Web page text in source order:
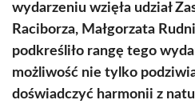
wydarzeniu wzięła udział
Raciborza, Małgorzata
podkreśliło rangę tego
możliwość nie tylko
doświadczyć harmonii z